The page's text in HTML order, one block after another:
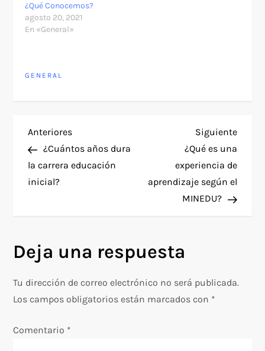
¿Qué Conocemos?
agosto 20, 2021
En «General»
GENERAL
N
a
v
g
a
c
i
Entrada
anterior
Anteriores
¿Cuántos años dura
la carrera educación
inicial?
Siguiente
¿Qué es una
experiencia de
aprendizaje según el
MINEDU?
Deja una respuesta
Tu dirección de correo electrónico no será publicada.
Los campos obligatorios están marcados con *
Comentario *